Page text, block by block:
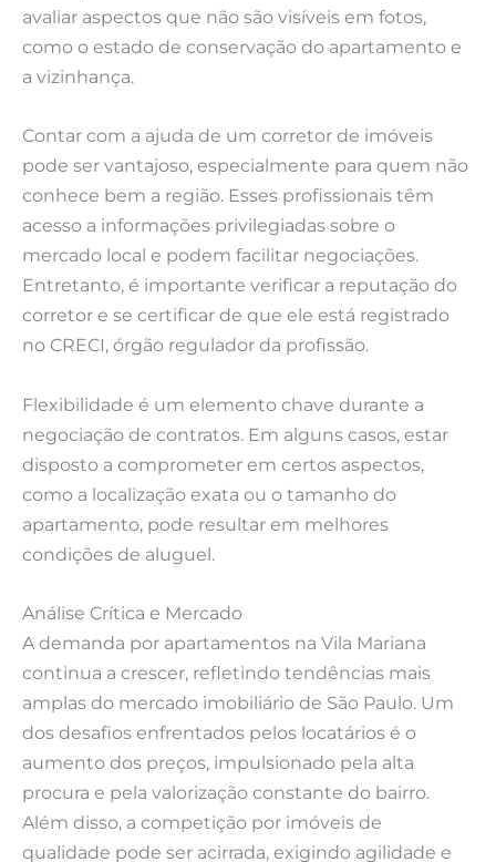
avaliar aspectos que não são visíveis em fotos,
como o estado de conservação do apartamento e
a vizinhança.
Contar com a ajuda de um corretor de imóveis
pode ser vantajoso, especialmente para quem não
conhece bem a região. Esses profissionais têm
acesso a informações privilegiadas sobre o
mercado local e podem facilitar negociações.
Entretanto, é importante verificar a reputação do
corretor e se certificar de que ele está registrado
no CRECI, órgão regulador da profissão.
Flexibilidade é um elemento chave durante a
negociação de contratos. Em alguns casos, estar
disposto a comprometer em certos aspectos,
como a localização exata ou o tamanho do
apartamento, pode resultar em melhores
condições de aluguel.
Análise Crítica e Mercado
A demanda por apartamentos na Vila Mariana
continua a crescer, refletindo tendências mais
amplas do mercado imobiliário de São Paulo. Um
dos desafios enfrentados pelos locatários é o
aumento dos preços, impulsionado pela alta
procura e pela valorização constante do bairro.
Além disso, a competição por imóveis de
qualidade pode ser acirrada, exigindo agilidade e